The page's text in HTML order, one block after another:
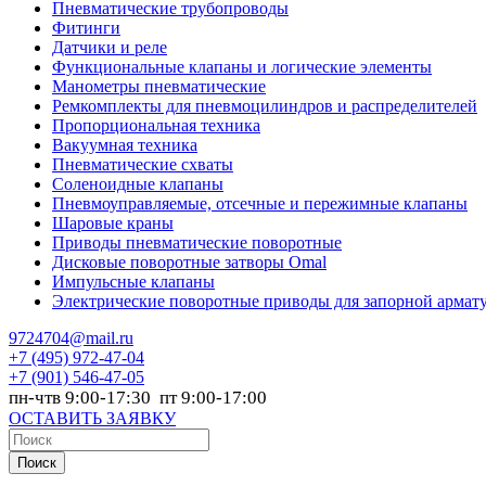
Пневматические трубопроводы
Фитинги
Датчики и реле
Функциональные клапаны и логические элементы
Манометры пневматические
Ремкомплекты для пневмоцилиндров и распределителей
Пропорциональная техника
Вакуумная техника
Пневматические схваты
Соленоидные клапаны
Пневмоуправляемые, отсечные и пережимные клапаны
Шаровые краны
Приводы пневматические поворотные
Дисковые поворотные затворы Omal
Импульсные клапаны
Электрические поворотные приводы для запорной
9724704@mail.ru
+7 (495) 972-47-04
+7 (901) 546-47-05
пн-чтв 9:00-17:30 пт 9:00-17:00
ОСТАВИТЬ ЗАЯВКУ
Поиск